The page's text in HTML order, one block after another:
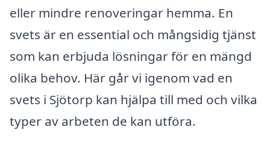
eller mindre renoveringar hemma. En
svets är en essential och mångsidig tjänst
som kan erbjuda lösningar för en mängd
olika behov. Här går vi igenom vad en
svets i Sjötorp kan hjälpa till med och vilka
typer av arbeten de kan utföra.